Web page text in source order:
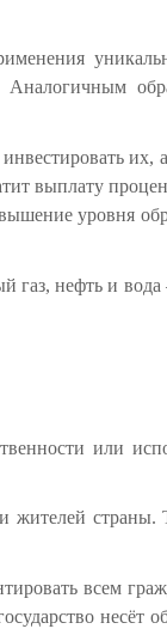
Аналогичным
их,
выплату
уровня
газ, нефть и
или
жителей
всем
несёт